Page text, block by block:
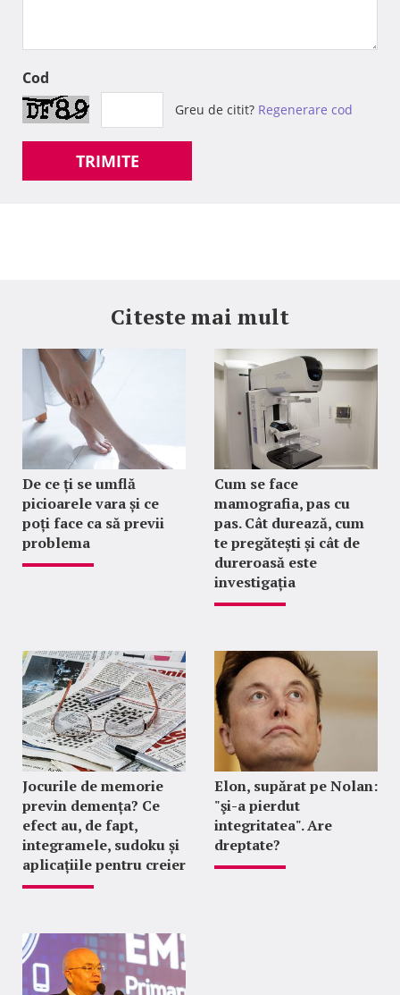
Cod
Greu de citit? Regenerare cod
TRIMITE
Citeste mai mult
De ce ți se umflă
picioarele vara și ce
poți face ca să previi
problema
Cum se face
mamografia, pas cu
pas. Cât durează, cum
te pregătești și cât de
dureroasă este
investigația
Jocurile de memorie
previn demența? Ce
efect au, de fapt,
integramele, sudoku și
aplicațiile pentru creier
Elon, supărat pe Nolan:
"şi-a pierdut
integritatea". Are
dreptate?